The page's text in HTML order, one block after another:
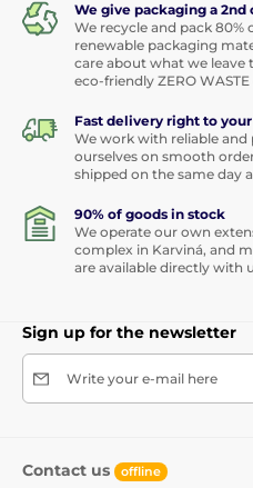
We give packaging a 2nd
We recycle and pack 80%
renewable packaging
care about what we leave
eco-friendly ZERO
Fast delivery right to
We work with reliable and
ourselves on smooth
shipped on the same day
90% of goods in stock
We operate our own
complex in Karviná, and
are available directly with
Sign up for the newsletter
Write your e-mail here
Contact us offline